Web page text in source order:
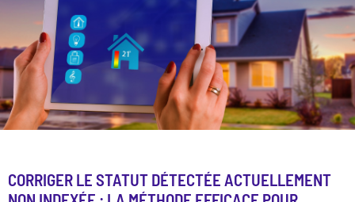
CORRIGER LE STATUT DÉTECTÉE ACTUELLEMENT